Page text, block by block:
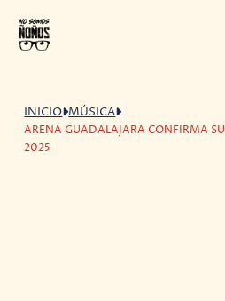
INICIO MÚSICA
ARENA GUADALAJARA CONFIRMA
2025